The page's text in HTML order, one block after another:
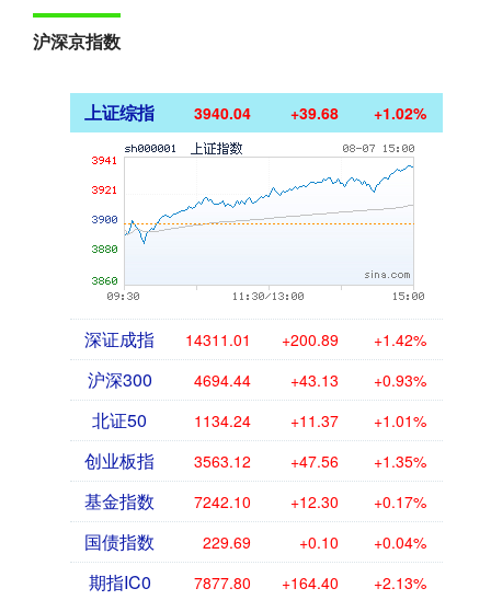
沪深京指数
上证综指 3940.04 +39.68 +1.02%
深证成指 14311.01 +200.89 +1.42%
沪深300 4694.44 +43.13 +0.93%
北证50 1134.24 +11.37 +1.01%
创业板指 3563.12 +47.56 +1.35%
基金指数 7242.10 +12.30 +0.17%
国债指数 229.69 +0.10 +0.04%
期指IC0 7877.80 +164.40 +2.13%